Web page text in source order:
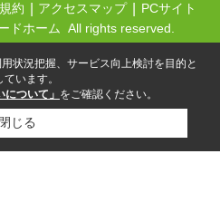
約 アクセスマップ
PCサイト
ドホーム All rights reserved.
状況把握、サービス向上検討を目的と
います。
について」 をご確認ください。
閉じる